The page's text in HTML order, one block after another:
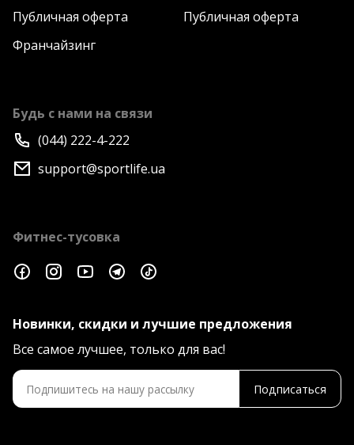
Публичная оферта
Публичная оферта
Франчайзинг
Будь с нами на связи
(044) 222-4-222
support@sportlife.ua
Фитнес-тусовка
Новинки, скидки и лучшие предложения
Все самое лучшее, только для вас!
Подписаться